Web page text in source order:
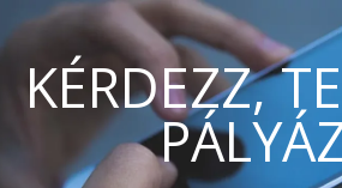
KÉRDEZZ,